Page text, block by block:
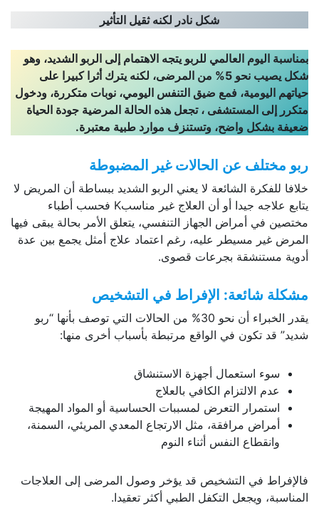
شكل نادر لكنه ثقيل التأثير
بمناسبة اليوم العالمي للربو يتجه الاهتمام إلى الربو الشديد، وهو
شكل يصيب نحو 5% من المرضى، لكنه يترك أثرا كبيرا على
حياتهم اليومية، فمع ضيق التنفس اليومي، نوبات متكررة، ودخول
متكرر إلى المستشفى ، تجعل هذه الحالة المرضية جودة الحياة
ضعيفة بشكل واضح، وتستنزف موارد طبية معتبرة.
ربو مختلف عن الحالات غير المضبوطة
خلافا للفكرة الشائعة لا يعني الربو الشديد ببساطة أن المريض لا
يتابع علاجه جيدا أو أن العلاج غير مناسبK فحسب أطباء
مختصين في أمراض الجهاز التنفسي، يتعلق الأمر بحالة يبقى فيها
المرض غير مسيطر عليه، رغم اعتماد علاج أمثل يجمع بين عدة
أدوية مستنشقة بجرعات قصوى.
مشكلة شائعة: الإفراط في التشخيص
يقدر الخبراء أن نحو 30% من الحالات التي توصف بأنها “ربو
شديد” قد تكون في الواقع مرتبطة بأسباب أخرى منها:
سوء استعمال أجهزة الاستنشاق
عدم الالتزام الكافي بالعلاج
استمرار التعرض لمسببات الحساسية أو المواد المهيجة
أمراض مرافقة، مثل الارتجاع المعدي المريئي، السمنة،
وانقطاع النفس أثناء النوم
فالإفراط في التشخيص قد يؤخر وصول المرضى إلى العلاجات
المناسبة، ويجعل التكفل الطبي أكثر تعقيدا.